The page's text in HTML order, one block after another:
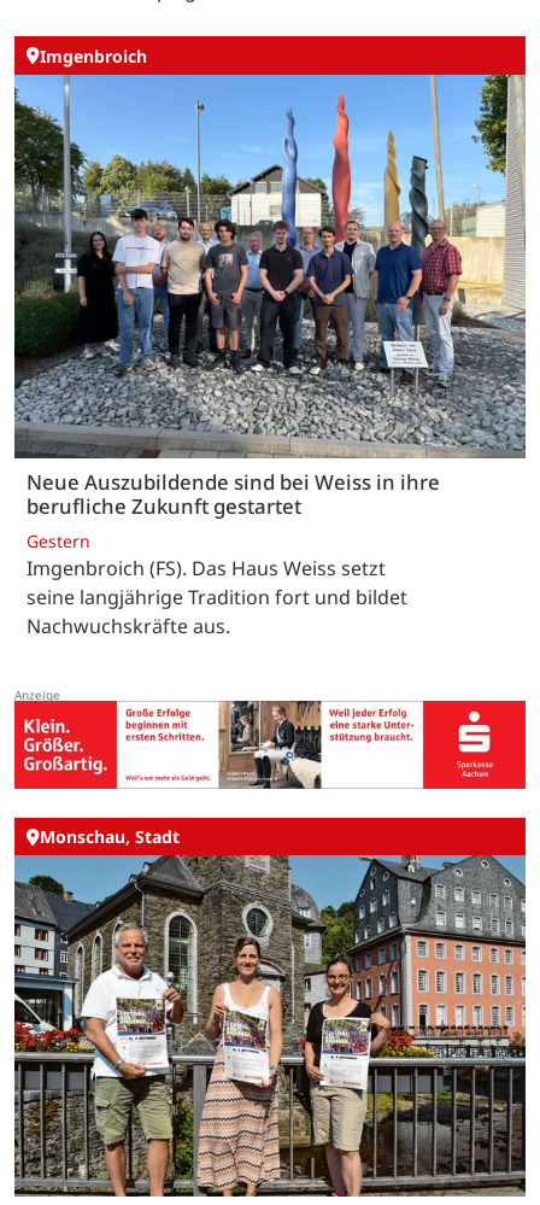
Imgenbroich
Neue Auszubildende sind bei Weiss in ihre
berufliche Zukunft gestartet
Gestern
Imgenbroich (FS). Das Haus Weiss setzt
seine langjährige Tradition fort und bildet
Nachwuchskräfte aus.
Monschau, Stadt